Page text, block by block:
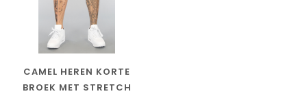
CAMEL HEREN KORTE
BROEK MET STRETCH